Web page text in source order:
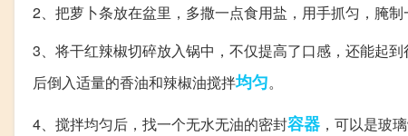
2、把萝卜条放在盆里，多撒一点食用盐，用手抓匀，腌
3、将干红辣椒切碎放入锅中，不仅提高了口感，还能起
后倒入适量的香油和辣椒油搅拌均匀。
4、搅拌均匀后，找一个无水无油的密封容器 ，可以是玻